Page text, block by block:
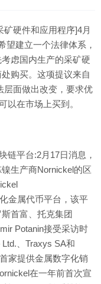
硬件和应用程序]4月
望建立一个法律体系，
虑国内生产的采矿硬
购买。这项提议来自
层面做出改变，要求优
以在市场上买到。
链平台:2月17日消息，
生产商Nornickel的区
金属代币平台，该平
首富、托克集团
Potanin接受采访时
、Traxys SA和
家提供金属数字化销
在一年前首次宣